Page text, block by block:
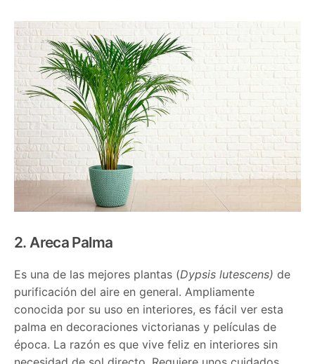
2. Areca Palma
Es una de las mejores plantas (Dypsis lutescens) de
purificación del aire en general. Ampliamente
conocida por su uso en interiores, es fácil ver esta
palma en decoraciones victorianas y películas de
época. La razón es que vive feliz en interiores sin